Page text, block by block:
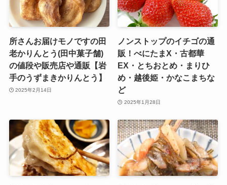
所さんお届けモノですの田
老かりんとう(田中菓子舗)
の値段や販売店や通販【岩
手のうずまきかりんとう】
2025年2月14日
ノンストップのイチゴの通
販！べにたまX・古都華
EX・とちおとめ・まりひ
め・越後姫・かなこまちな
ど
2025年1月28日